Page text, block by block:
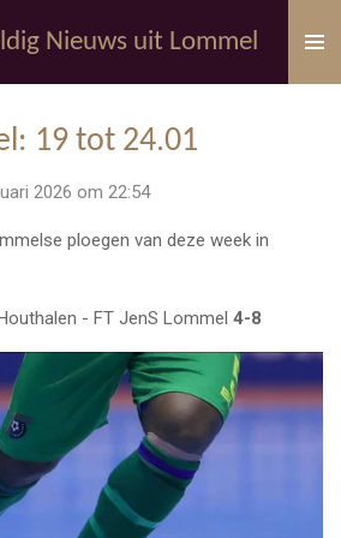
Nieuws uit Lommel
19 tot 24.01
2026 om 22:54
ploegen van deze week in
- FT JenS Lommel 4-8